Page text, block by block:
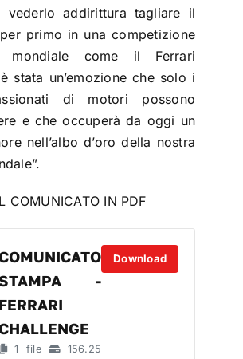
vederlo addirittura tagliare il
primo in una competizione
come il Ferrari
stata un’emozione che solo i
di motori possono
e che occuperà da oggi un
nell’albo d’oro della nostra
COMUNICATO IN PDF
-
FERRARI
1 file
156.25
Download